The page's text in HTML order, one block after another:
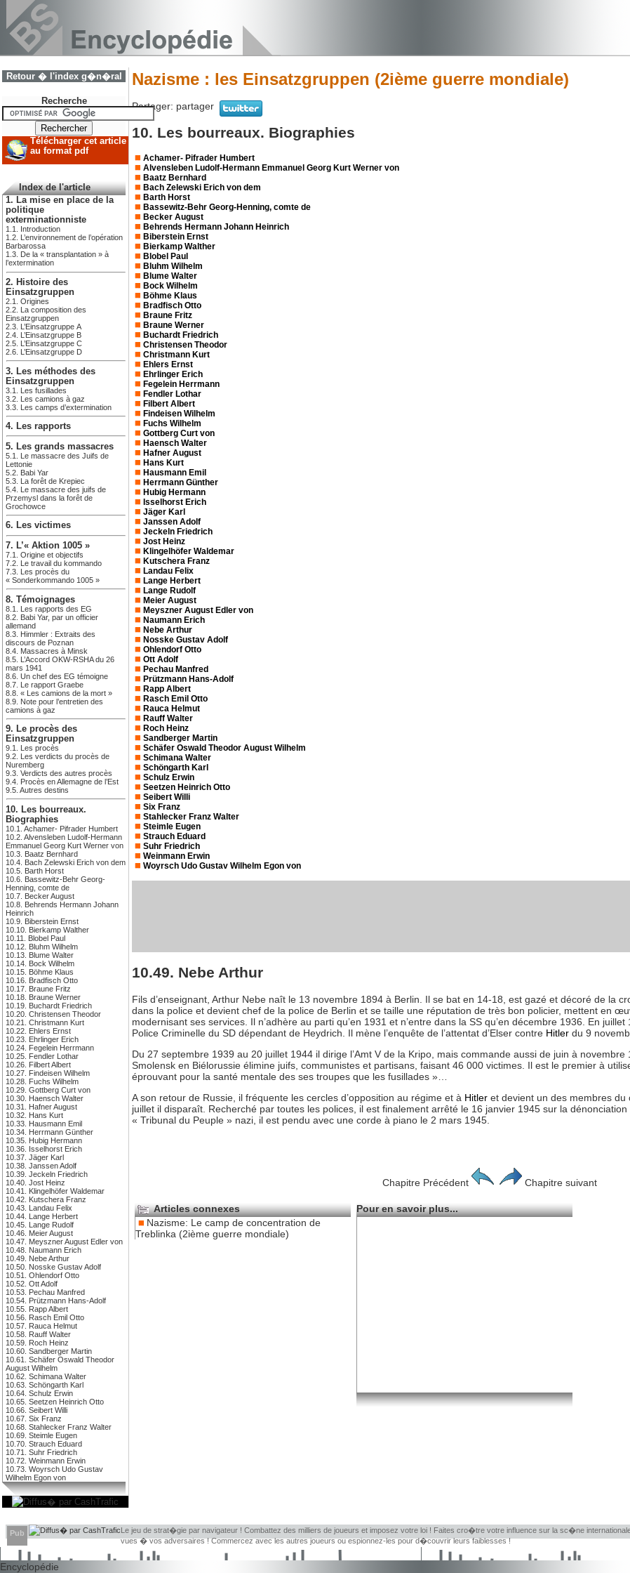
Retour � l'index g�n�ral
Recherche
Télécharger cet article
au format pdf
Index de l'article
1. La mise en place de la
politique
exterminationniste
1.1. Introduction
1.2. L’environnement de l’opération
Barbarossa
1.3. De la « transplantation » à
l’extermination
2. Histoire des
Einsatzgruppen
2.1. Origines
2.2. La composition des
Einsatzgruppen
2.3. L’Einsatzgruppe A
2.4. L’Einsatzgruppe B
2.5. L’Einsatzgruppe C
2.6. L’Einsatzgruppe D
3. Les méthodes des
Einsatzgruppen
3.1. Les fusillades
3.2. Les camions à gaz
3.3. Les camps d’extermination
4. Les rapports
5. Les grands massacres
5.1. Le massacre des Juifs de
Lettonie
5.2. Babi Yar
5.3. La forêt de Krepiec
5.4. Le massacre des juifs de
Przemysl dans la forêt de
Grochowce
6. Les victimes
7. L’« Aktion 1005 »
7.1. Origine et objectifs
7.2. Le travail du kommando
7.3. Les procès du
« Sonderkommando 1005 »
8. Témoignages
8.1. Les rapports des EG
8.2. Babi Yar, par un officier
allemand
8.3. Himmler : Extraits des
discours de Poznan
8.4. Massacres à Minsk
8.5. L’Accord OKW-RSHA du 26
mars 1941
8.6. Un chef des EG témoigne
8.7. Le rapport Graebe
8.8. « Les camions de la mort »
8.9. Note pour l’entretien des
camions à gaz
9. Le procès des
Einsatzgruppen
9.1. Les procès
9.2. Les verdicts du procès de
Nuremberg
9.3. Verdicts des autres procès
9.4. Procès en Allemagne de l’Est
9.5. Autres destins
10. Les bourreaux.
Biographies
10.1. Achamer- Pifrader Humbert
10.2. Alvensleben Ludolf-Hermann
Emmanuel Georg Kurt Werner von
10.3. Baatz Bernhard
10.4. Bach Zelewski Erich von dem
10.5. Barth Horst
10.6. Bassewitz-Behr Georg-
Henning, comte de
10.7. Becker August
10.8. Behrends Hermann Johann
Heinrich
10.9. Biberstein Ernst
10.10. Bierkamp Walther
10.11. Blobel Paul
10.12. Bluhm Wilhelm
10.13. Blume Walter
10.14. Bock Wilhelm
10.15. Böhme Klaus
10.16. Bradfisch Otto
10.17. Braune Fritz
10.18. Braune Werner
10.19. Buchardt Friedrich
10.20. Christensen Theodor
10.21. Christmann Kurt
10.22. Ehlers Ernst
10.23. Ehrlinger Erich
10.24. Fegelein Herrmann
10.25. Fendler Lothar
10.26. Filbert Albert
10.27. Findeisen Wilhelm
10.28. Fuchs Wilhelm
10.29. Gottberg Curt von
10.30. Haensch Walter
10.31. Hafner August
10.32. Hans Kurt
10.33. Hausmann Emil
10.34. Herrmann Günther
10.35. Hubig Hermann
10.36. Isselhorst Erich
10.37. Jäger Karl
10.38. Janssen Adolf
10.39. Jeckeln Friedrich
10.40. Jost Heinz
10.41. Klingelhöfer Waldemar
10.42. Kutschera Franz
10.43. Landau Felix
10.44. Lange Herbert
10.45. Lange Rudolf
10.46. Meier August
10.47. Meyszner August Edler von
10.48. Naumann Erich
10.49. Nebe Arthur
10.50. Nosske Gustav Adolf
10.51. Ohlendorf Otto
10.52. Ott Adolf
10.53. Pechau Manfred
10.54. Prützmann Hans-Adolf
10.55. Rapp Albert
10.56. Rasch Emil Otto
10.57. Rauca Helmut
10.58. Rauff Walter
10.59. Roch Heinz
10.60. Sandberger Martin
10.61. Schäfer Oswald Theodor
August Wilhelm
10.62. Schimana Walter
10.63. Schöngarth Karl
10.64. Schulz Erwin
10.65. Seetzen Heinrich Otto
10.66. Seibert Willi
10.67. Six Franz
10.68. Stahlecker Franz Walter
10.69. Steimle Eugen
10.70. Strauch Eduard
10.71. Suhr Friedrich
10.72. Weinmann Erwin
10.73. Woyrsch Udo Gustav
Wilhelm Egon von
Nazisme : les Einsatzgruppen (2ième guerre mondiale)
Partager: partager
10. Les bourreaux. Biographies
Achamer- Pifrader Humbert
Alvensleben Ludolf-Hermann Emmanuel Georg Kurt Werner von
Baatz Bernhard
Bach Zelewski Erich von dem
Barth Horst
Bassewitz-Behr Georg-Henning, comte de
Becker August
Behrends Hermann Johann Heinrich
Biberstein Ernst
Bierkamp Walther
Blobel Paul
Bluhm Wilhelm
Blume Walter
Bock Wilhelm
Böhme Klaus
Bradfisch Otto
Braune Fritz
Braune Werner
Buchardt Friedrich
Christensen Theodor
Christmann Kurt
Ehlers Ernst
Ehrlinger Erich
Fegelein Herrmann
Fendler Lothar
Filbert Albert
Findeisen Wilhelm
Fuchs Wilhelm
Gottberg Curt von
Haensch Walter
Hafner August
Hans Kurt
Hausmann Emil
Herrmann Günther
Hubig Hermann
Isselhorst Erich
Jäger Karl
Janssen Adolf
Jeckeln Friedrich
Jost Heinz
Klingelhöfer Waldemar
Kutschera Franz
Landau Felix
Lange Herbert
Lange Rudolf
Meier August
Meyszner August Edler von
Naumann Erich
Nebe Arthur
Nosske Gustav Adolf
Ohlendorf Otto
Ott Adolf
Pechau Manfred
Prützmann Hans-Adolf
Rapp Albert
Rasch Emil Otto
Rauca Helmut
Rauff Walter
Roch Heinz
Sandberger Martin
Schäfer Oswald Theodor August Wilhelm
Schimana Walter
Schöngarth Karl
Schulz Erwin
Seetzen Heinrich Otto
Seibert Willi
Six Franz
Stahlecker Franz Walter
Steimle Eugen
Strauch Eduard
Suhr Friedrich
Weinmann Erwin
Woyrsch Udo Gustav Wilhelm Egon von
10.49. Nebe Arthur
Fils d’enseignant, Arthur Nebe naît le 13 novembre 1894 à Berlin. Il se bat en 14-18, est gazé et décoré de la
dans la police et devient chef de la police de Berlin et se taille une réputation de très bon policier, mettent en
modernisant ses services. Il n’adhère au parti qu’en 1931 et n’entre dans la SS qu’en décembre 1936. En
Police Criminelle du SD dépendant de Heydrich. Il mène l’enquête de l’attentat d’Elser contre Hitler du 9
Du 27 septembre 1939 au 20 juillet 1944 il dirige l’Amt V de la Kripo, mais commande aussi de juin à
Smolensk en Biélorussie élimine juifs, communistes et partisans, faisant 46 000 victimes. Il est le premier à
éprouvant pour la santé mentale des ses troupes que les fusillades »…
A son retour de Russie, il fréquente les cercles d’opposition au régime et à Hitler et devient un des membres du
juillet il disparaît. Recherché par toutes les polices, il est finalement arrêté le 16 janvier 1945 sur la
« Tribunal du Peuple » nazi, il est pendu avec une corde à piano le 2 mars 1945.
Chapitre Précédent Chapitre suivant
Articles connexes
Nazisme: Le camp de concentration de
Treblinka (2ième guerre mondiale)
Pour en savoir plus...
Pub
Le jeu de strat�gie par navigateur ! Combattez des milliers de joueurs et imposez votre loi ! Faites cro�tre votre influence sur la sc�ne
vues � vos adversaires ! Commercez avec les autres joueurs ou espionnez-les pour d�couvrir leurs faiblesses !
Encyclopédie